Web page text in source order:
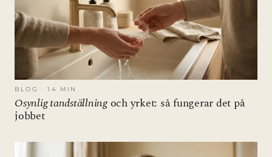
BLOG · 14 MIN
Osynlig tandställningoch yrket: så fungerar det på
jobbet